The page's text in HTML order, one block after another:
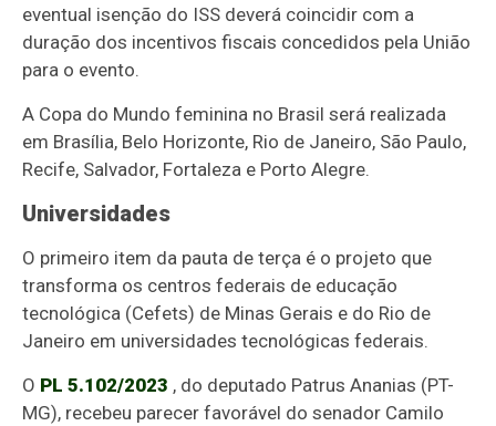
eventual isenção do ISS deverá coincidir com a
duração dos incentivos fiscais concedidos pela União
para o evento.
A Copa do Mundo feminina no Brasil será realizada
em Brasília, Belo Horizonte, Rio de Janeiro, São Paulo,
Recife, Salvador, Fortaleza e Porto Alegre.
Universidades
O primeiro item da pauta de terça é o projeto que
transforma os centros federais de educação
tecnológica (Cefets) de Minas Gerais e do Rio de
Janeiro em universidades tecnológicas federais.
O PL 5.102/2023 , do deputado Patrus Ananias (PT-
MG), recebeu parecer favorável do senador Camilo